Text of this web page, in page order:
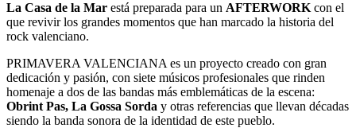
La Casa de la Mar está preparada para un AFTERWORK con el
que revivir los grandes momentos que han marcado la historia del
rock valenciano.
PRIMAVERA VALENCIANA es un proyecto creado con gran
dedicación y pasión, con siete músicos profesionales que rinden
homenaje a dos de las bandas más emblemáticas de la escena:
Obrint Pas, La Gossa Sorda y otras referencias que llevan décadas
siendo la banda sonora de la identidad de este pueblo.